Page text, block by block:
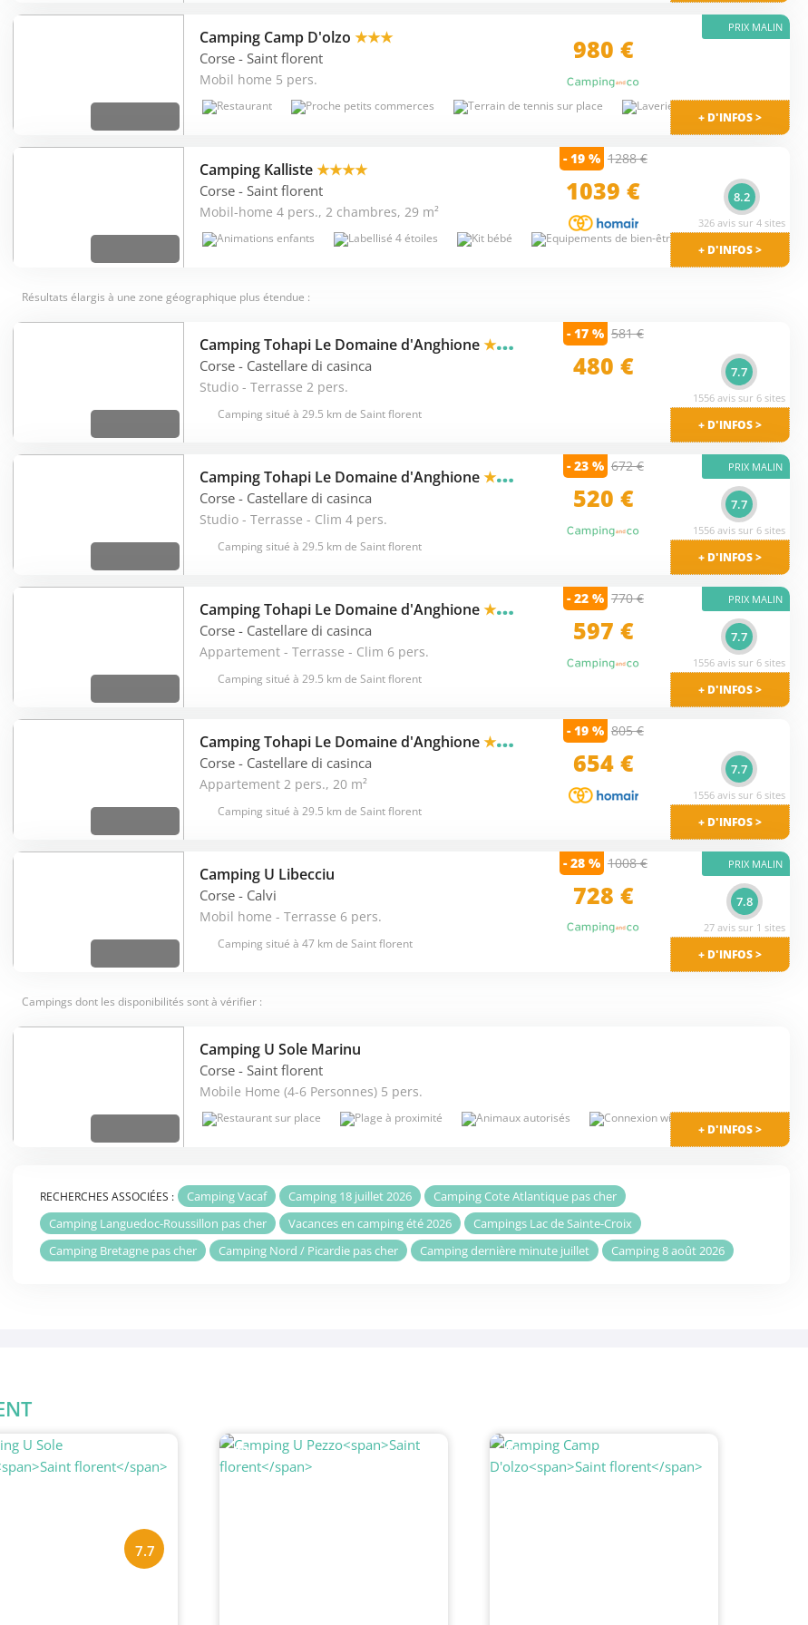
Camping Camp D'olzo★★★
Corse - Saint florent
Mobil home 5 pers.
980 €
PRIX MALIN
+ D'INFOS >
Camping Kalliste★★★★
Corse - Saint florent
Mobil-home 4 pers., 2 chambres, 29 m²
- 19 % 1288 €
1039 €
+ D'INFOS >
8.2
326 avis sur 4 sites
Résultats élargis à une zone géographique plus étendue :
Camping Tohapi Le Domaine d'Anghione★★★
Corse - Castellare di casinca
Studio - Terrasse 2 pers.
Camping situé à 29.5 km de Saint florent
- 17 % 581 €
480 €
+ D'INFOS >
7.7
1556 avis sur 6 sites
Camping Tohapi Le Domaine d'Anghione★★★
Corse - Castellare di casinca
Studio - Terrasse - Clim 4 pers.
Camping situé à 29.5 km de Saint florent
- 23 % 672 €
520 €
PRIX MALIN
+ D'INFOS >
7.7
1556 avis sur 6 sites
Camping Tohapi Le Domaine d'Anghione★★★
Corse - Castellare di casinca
Appartement - Terrasse - Clim 6 pers.
Camping situé à 29.5 km de Saint florent
- 22 % 770 €
597 €
PRIX MALIN
+ D'INFOS >
7.7
1556 avis sur 6 sites
Camping Tohapi Le Domaine d'Anghione★★★
Corse - Castellare di casinca
Appartement 2 pers., 20 m²
Camping situé à 29.5 km de Saint florent
- 19 % 805 €
654 €
+ D'INFOS >
7.7
1556 avis sur 6 sites
Camping U Libecciu
Corse - Calvi
Mobil home - Terrasse 6 pers.
Camping situé à 47 km de Saint florent
- 28 % 1008 €
728 €
PRIX MALIN
+ D'INFOS >
7.8
27 avis sur 1 sites
Campings dont les disponibilités sont à vérifier :
Camping U Sole Marinu
Corse - Saint florent
Mobile Home (4-6 Personnes) 5 pers.
+ D'INFOS >
RECHERCHES ASSOCIÉES : Camping Vacaf Camping 18 juillet 2026
Camping Cote Atlantique pas cher
Camping Languedoc-Roussillon pas cher
Vacances en camping été 2026
Campings Lac de Sainte-Croix
Camping Bretagne pas cher
Camping Nord / Picardie pas cher Camping dernière minute juillet Camping 8 août 2026
7.7
#3 #4